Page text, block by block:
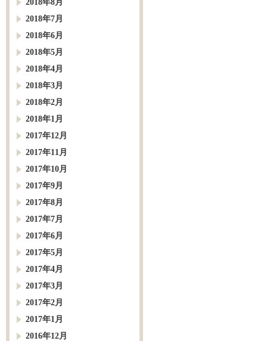
2018年8月
2018年7月
2018年6月
2018年5月
2018年4月
2018年3月
2018年2月
2018年1月
2017年12月
2017年11月
2017年10月
2017年9月
2017年8月
2017年7月
2017年6月
2017年5月
2017年4月
2017年3月
2017年2月
2017年1月
2016年12月